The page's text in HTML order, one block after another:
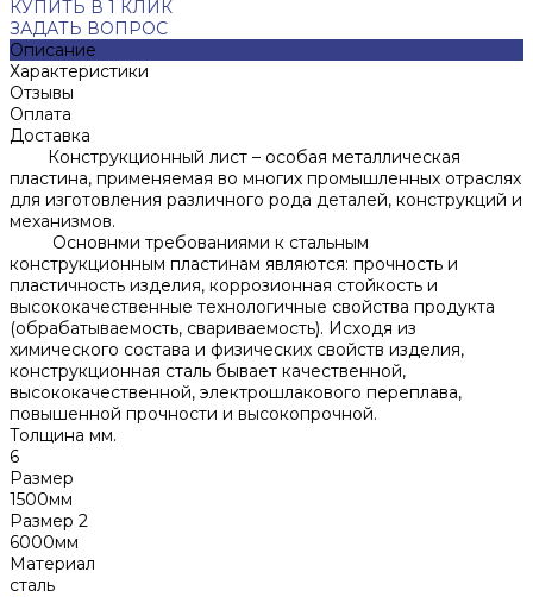
КУПИТЬ В 1 КЛИК
ЗАДАТЬ ВОПРОС
Описание
Характеристики
Отзывы
Оплата
Доставка
Конструкционный лист – особая металлическая
пластина, применяемая во многих промышленных отраслях
для изготовления различного рода деталей, конструкций и
механизмов.
Основнми требованиями к стальным
конструкционным пластинам являются: прочность и
пластичность изделия, коррозионная стойкость и
высококачественные технологичные свойства продукта
(обрабатываемость, свариваемость). Исходя из
химического состава и физических свойств изделия,
конструкционная сталь бывает качественной,
высококачественной, электрошлакового переплава,
повышенной прочности и высокопрочной.
Толщина мм.
6
Размер
1500мм
Размер 2
6000мм
Материал
сталь